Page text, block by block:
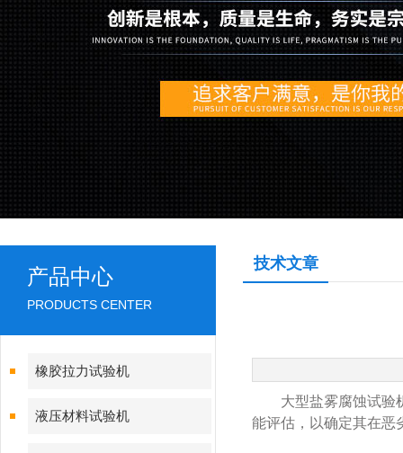
产品中心
PRODUCTS CENTER
橡胶拉力试验机
液压材料试验机
技术文章
大型盐雾腐蚀试验机
能评估，以确定其在恶